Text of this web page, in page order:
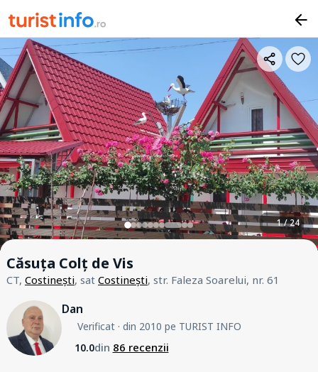
1 / 24
Căsuța Colț de Vis
CT, Costinești, sat Costinești, str. Faleza Soarelui, nr. 61
Dan
Verificat· din 2010 pe TURIST INFO
10.0din 86 recenzii